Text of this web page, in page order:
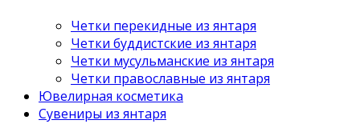
Четки перекидные из янтаря
Четки буддистские из янтаря
Четки мусульманские из янтаря
Четки православные из янтаря
Ювелирная косметика
Сувениры из янтаря